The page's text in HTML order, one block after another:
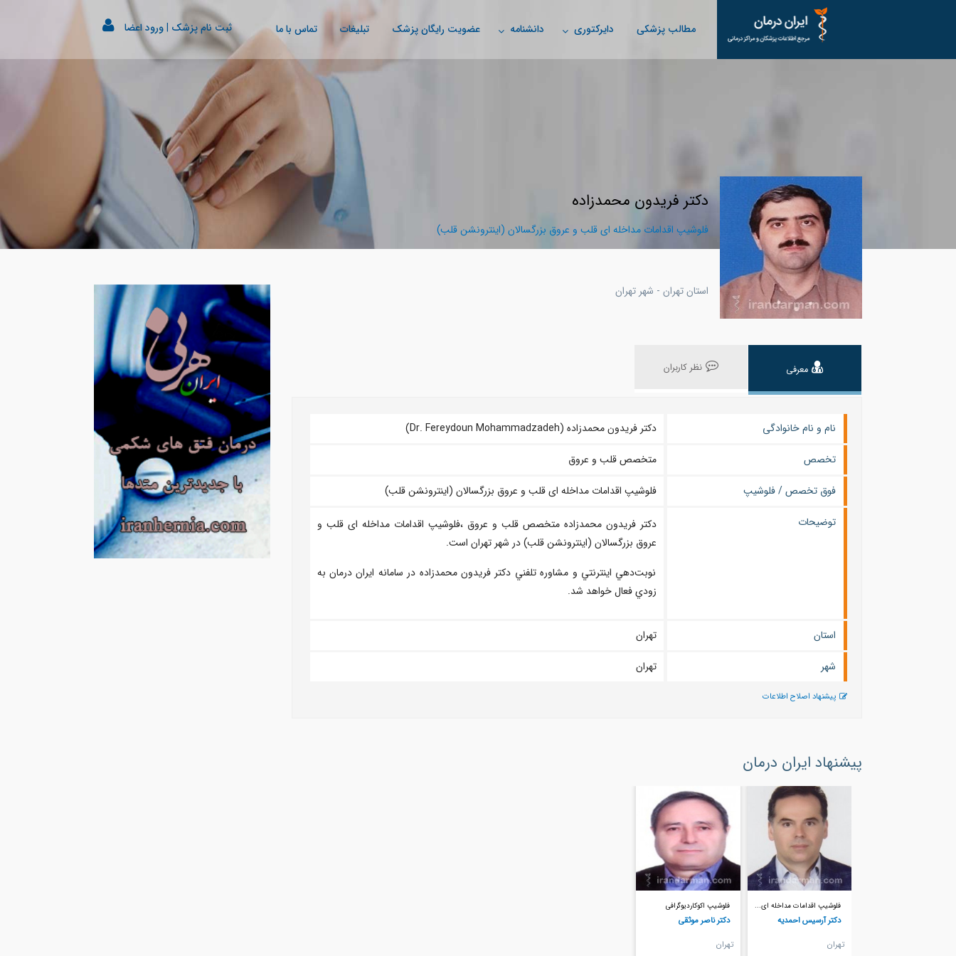
مطالب پزشکی دایرکتوری دانشنامه عضویت رایگان پزشک تبلیغات تماس با ما ثبت نام پزشک |ورود اعضا
دکتر فریدون محمدزاده
فلوشیپ اقدامات مداخله ای قلب و عروق بزرگسالان (اینترونشن قلب)
استان تهران - شهر تهران
معرفی نظر کاربران
نام و نام خانوادگی
دکتر فریدون محمدزاده (Dr. Fereydoun Mohammadzadeh)
تخصص
متخصص قلب و عروق
فوق تخصص / فلوشیپ
فلوشیپ اقدامات مداخله ای قلب و عروق بزرگسالان (اینترونشن قلب)
توضیحات
دکتر فریدون محمدزاده متخصص قلب و عروق ،فلوشیپ اقدامات مداخله ای قلب و
عروق بزرگسالان (اینترونشن قلب) در شهر تهران است.
نوبت‌دهي اينترنتي و مشاوره تلفني دکتر فریدون محمدزاده در سامانه ايران درمان به
زودي فعال خواهد شد.
استان
تهران
شهر
تهران
پیشنهاد اصلاح اطلاعات
پیشنهاد ایران درمان
فلوشیپ اقدامات مداخله ای...
دکتر آرسیس احمدیه
تهران
فلوشیپ اکوکاردیوگرافی
دکتر ناصر موثقی
تهران